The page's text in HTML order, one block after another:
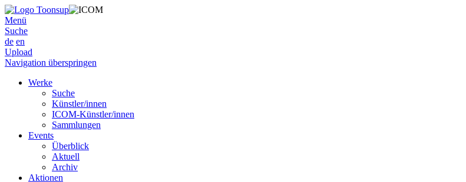
Menü
Suche
de en
Upload
Navigation überspringen
Werke
Suche
Künstler/innen
ICOM-Künstler/innen
Sammlungen
Events
Überblick
Aktuell
Archiv
Aktionen